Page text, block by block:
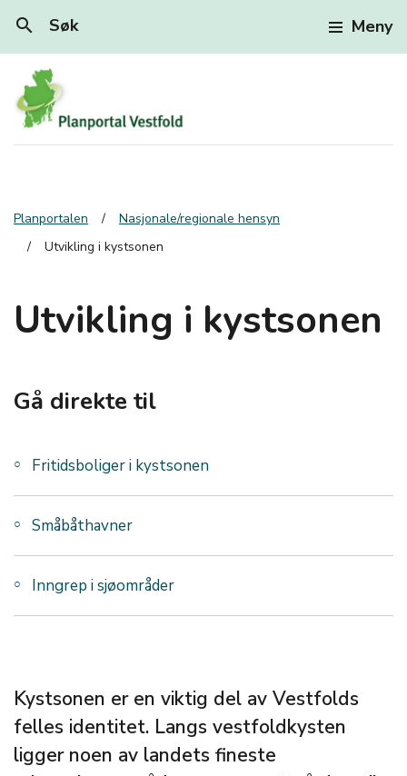
search Søk Meny
Planportalen
Nasjonale/regionale hensyn
Utvikling i kystsonen
Utvikling i kystsonen
Gå direkte til
Fritidsboliger i kystsonen
Småbåthavner
Inngrep i sjøområder
Kystsonen er en viktig del av Vestfolds
felles identitet. Langs vestfoldkysten
ligger noen av landets fineste